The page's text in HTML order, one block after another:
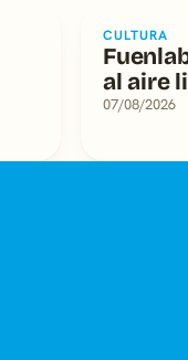
CULTURA
al aire
07/08/2026